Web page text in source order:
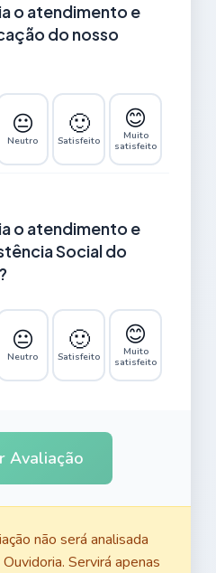
o atendimento e
do nosso
😐
Neutro
🙂
Satisfeito
😊
Muito
satisfeito
o atendimento e
Social do
😐
Neutro
🙂
Satisfeito
😊
Muito
satisfeito
Avaliação
não será analisada
Servirá apenas